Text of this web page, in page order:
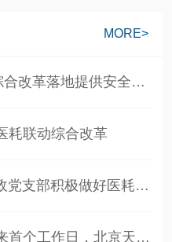
MORE>
保卫处积极为“医耗联动”综合改革落地提供安全保障
耗联动综合改革
“不忘初心、牢记使命 ”行政党支部积极做好医耗联动志愿服务保障工作
北京医耗联动综合改革迎来首个工作日，北京天坛医院运行平稳